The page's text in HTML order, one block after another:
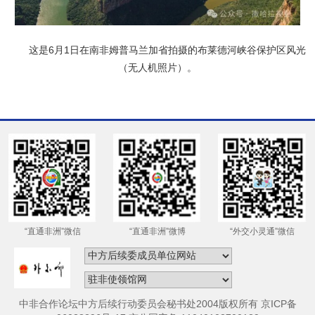
这是6月1日在南非姆普马兰加省拍摄的布莱德河峡谷保护区风光
（无人机照片）。
“直通非洲”微信 “直通非洲”微博 “外交小灵通”微信
中非合作论坛中方后续行动委员会秘书处2004版权所有 京ICP备